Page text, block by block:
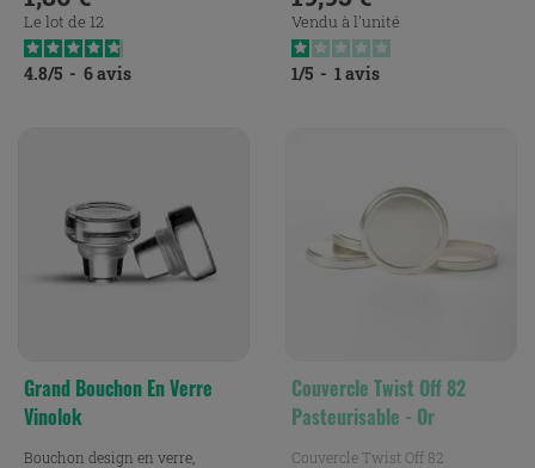
Le lot de 12
4.8/5 - 6avis
Vendu à l'unité
1/5 - 1avis
Grand Bouchon En Verre
Vinolok
Bouchon design en verre,
Couvercle Twist Off 82
Pasteurisable - Or
Couvercle Twist Off 82